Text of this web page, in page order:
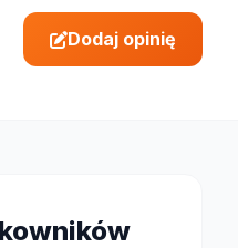
Dodaj opinię